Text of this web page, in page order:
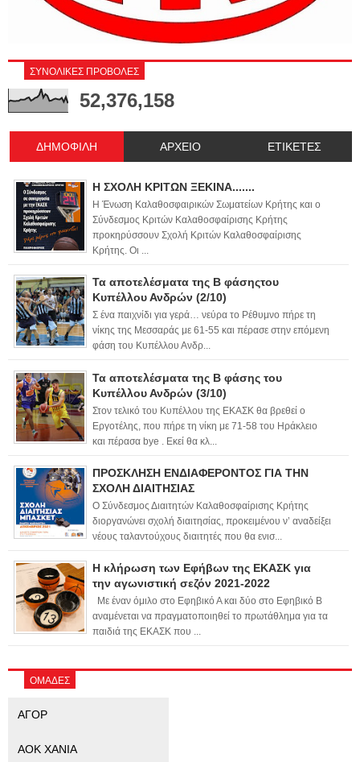
ΣΥΝΟΛΙΚΕΣ ΠΡΟΒΟΛΕΣ
52,376,158
ΔΗΜΟΦΙΛΗ ΑΡΧΕΙΟ ΕΤΙΚΕΤΕΣ
Η ΣΧΟΛΗ ΚΡΙΤΩΝ ΞΕΚΙΝΑ.......
Η Ένωση Καλαθοσφαιρικών Σωματείων Κρήτης και ο
Σύνδεσμος Κριτών Καλαθοσφαίρισης Κρήτης
προκηρύσσουν Σχολή Κριτών Καλαθοσφαίρισης
Κρήτης. Οι ...
Τα αποτελέσματα της Β φάσηςτου
Κυπέλλου Ανδρών (2/10)
Σ ένα παιχνίδι για γερά… νεύρα το Ρέθυμνο πήρε τη
νίκης της Μεσσαράς με 61-55 και πέρασε στην επόμενη
φάση του Κυπέλλου Ανδρ...
Τα αποτελέσματα της Β φάσης του
Κυπέλλου Ανδρών (3/10)
Στον τελικό του Κυπέλλου της ΕΚΑΣΚ θα βρεθεί ο
Εργοτέλης, που πήρε τη νίκη με 71-58 του Ηράκλειο
και πέρασα bye . Εκεί θα κλ...
ΠΡΟΣΚΛΗΣΗ ΕΝΔΙΑΦΕΡΟΝΤΟΣ ΓΙΑ ΤΗΝ
ΣΧΟΛΗ ΔΙΑΙΤΗΣΙΑΣ
Ο Σύνδεσμος Διαιτητών Καλαθοσφαίρισης Κρήτης
διοργανώνει σχολή διαιτησίας, προκειμένου ν’ αναδείξει
νέους ταλαντούχους διαιτητές που θα ενισ...
Η κλήρωση των Εφήβων της ΕΚΑΣΚ για
την αγωνιστική σεζόν 2021-2022
Με έναν όμιλο στο Εφηβικό Α και δύο στο Εφηβικό Β
αναμένεται να πραγματοποιηθεί το πρωτάθλημα για τα
παιδιά της ΕΚΑΣΚ που ...
ΟΜΑΔΕΣ
ΑΓΟΡ
ΑΟΚ ΧΑΝΙΑ